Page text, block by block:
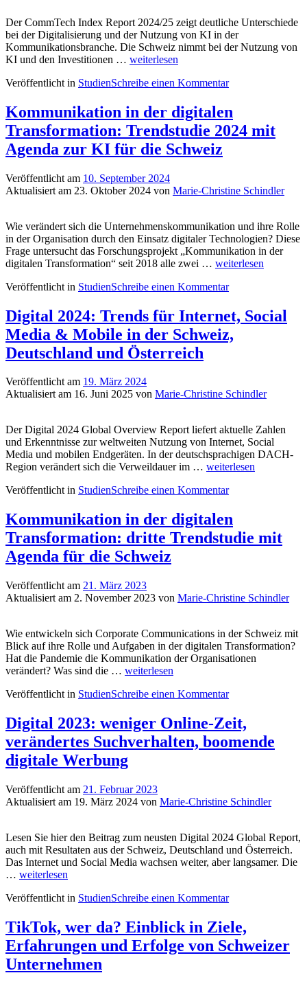
Der CommTech Index Report 2024/25 zeigt deutliche Unterschiede
bei der Digitalisierung und der Nutzung von KI in der
Kommunikationsbranche. Die Schweiz nimmt bei der Nutzung von
KI und den Investitionen … CommTech
Report
Die
Schweiz
führt
den
Index
Digitalisierung
der
weiterlesen
Veröffentlicht in StudienSchreibe einen Kommentar
Kommunikation in der digitalen
Transformation: Trendstudie 2024 mit
Agenda zur KI für die Schweiz
Veröffentlicht am 10. September 2024
Aktualisiert am 23. Oktober 2024 von Marie-Christine Schindler
Wie verändert sich die Unternehmenskommunikation und ihre Rolle
in der Organisation durch den Einsatz digitaler Technologien? Diese
Frage untersucht das Forschungsprojekt „Kommunikation in der
digitalen Transformation“ seit 2018 alle zwei … Kommunikation
der
Transformation:
Trendstudie
2024
für
Schweiz
weiterlesen
Veröffentlicht in StudienSchreibe einen Kommentar
Digital 2024: Trends für Internet, Social
Media & Mobile in der Schweiz,
Deutschland und Österreich
Veröffentlicht am 19. März 2024
Aktualisiert am 16. Juni 2025 von Marie-Christine Schindler
Der Digital 2024 Global Overview Report liefert aktuelle Zahlen
und Erkenntnisse zur weltweiten Nutzung von Internet, Social
Media und mobilen Endgeräten. In der deutschsprachigen DACH-
Region verändert sich die Verweildauer im … Digital
Trends
Internet,
Social
Media
Schweiz,
und
Österreich
weiterlesen
Veröffentlicht in StudienSchreibe einen Kommentar
Kommunikation in der digitalen
Transformation: dritte Trendstudie mit
Agenda für die Schweiz
Veröffentlicht am 21. März 2023
Aktualisiert am 2. November 2023 von Marie-Christine Schindler
Wie entwickeln sich Corporate Communications in der Schweiz mit
Blick auf ihre Rolle und Aufgaben in der digitalen Transformation?
Hat die Pandemie die Kommunikation der Organisationen
verändert? Was sind die … Kommunikation
der
Transformation:
dritte
Trendstudie
mit
Agenda
die
Schweiz
weiterlesen
Veröffentlicht in StudienSchreibe einen Kommentar
Digital 2023: weniger Online-Zeit,
verändertes Suchverhalten, boomende
digitale Werbung
Veröffentlicht am 21. Februar 2023
Aktualisiert am 19. März 2024 von Marie-Christine Schindler
Lesen Sie hier den Beitrag zum neusten Digital 2024 Global Report,
auch mit Resultaten aus der Schweiz, Deutschland und Österreich.
Das Internet und Social Media wachsen weiter, aber langsamer. Die
… Digital
weniger
Zeit,
verändertes
Suchverhalten,
boomende
digitale
weiterlesen
Veröffentlicht in StudienSchreibe einen Kommentar
TikTok, wer da? Einblick in Ziele,
Erfahrungen und Erfolge von Schweizer
Unternehmen